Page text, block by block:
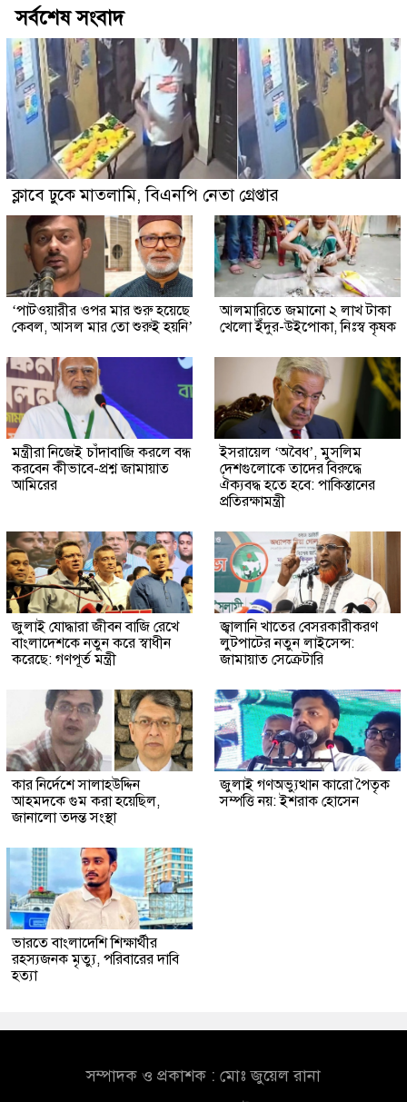
সর্বশেষ সংবাদ
ক্লাবে ঢুকে মাতলামি, বিএনপি নেতা গ্রেপ্তার
‘পাটওয়ারীর ওপর মার শুরু হয়েছে
কেবল, আসল মার তো শুরুই হয়নি’
আলমারিতে জমানো ২ লাখ টাকা
খেলো ইঁদুর-উইপোকা, নিঃস্ব কৃষক
মন্ত্রীরা নিজেই চাঁদাবাজি করলে বন্ধ
করবেন কীভাবে-প্রশ্ন জামায়াত
আমিরের
ইসরায়েল ‘অবৈধ’, মুসলিম
দেশগুলোকে তাদের বিরুদ্ধে
ঐক্যবদ্ধ হতে হবে: পাকিস্তানের
প্রতিরক্ষামন্ত্রী
জুলাই যোদ্ধারা জীবন বাজি রেখে
বাংলাদেশকে নতুন করে স্বাধীন
করেছে: গণপূর্ত মন্ত্রী
জ্বালানি খাতের বেসরকারীকরণ
লুটপাটের নতুন লাইসেন্স:
জামায়াত সেক্রেটারি
কার নির্দেশে সালাহউদ্দিন
আহমদকে গুম করা হয়েছিল,
জানালো তদন্ত সংস্থা
জুলাই গণঅভ্যুত্থান কারো পৈতৃক
সম্পত্তি নয়: ইশরাক হোসেন
ভারতে বাংলাদেশি শিক্ষার্থীর
রহস্যজনক মৃত্যু, পরিবারের দাবি
হত্যা
সম্পাদক ও প্রকাশক : মোঃ জুয়েল রানা